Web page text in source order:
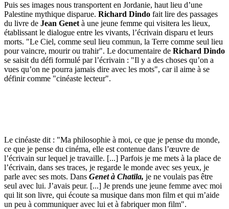
Puis ses images nous transportent en Jordanie, haut lieu d’une
Palestine mythique disparue. Richard Dindo fait lire des passages
du livre de Jean Genet à une jeune femme qui visitera les lieux,
établissant le dialogue entre les vivants, l’écrivain disparu et leurs
morts. "Le Ciel, comme seul lieu commun, la Terre comme seul lieu
pour vaincre, mourir ou trahir". Le documentaire de Richard Dindo
se saisit du défi formulé par l’écrivain : "Il y a des choses qu’on a
vues qu’on ne pourra jamais dire avec les mots", car il aime à se
définir comme "cinéaste lecteur".
Le cinéaste dit : "Ma philosophie à moi, ce que je pense du monde,
ce que je pense du cinéma, elle est contenue dans l’œuvre de
l’écrivain sur lequel je travaille. [...] Parfois je me mets à la place de
l’écrivain, dans ses traces, je regarde le monde avec ses yeux, je
parle avec ses mots. Dans Genet à Chatila, je ne voulais pas être
seul avec lui. J’avais peur. [...] Je prends une jeune femme avec moi
qui lit son livre, qui écoute sa musique dans mon film et qui m’aide
un peu à communiquer avec lui et à fabriquer mon film".